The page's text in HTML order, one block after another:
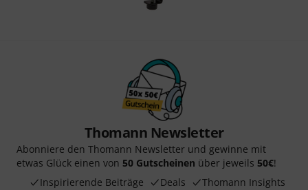
Thomann Newsletter
Abonniere den Thomann Newsletter und gewinne mit
etwas Glück einen von 50 Gutscheinen über jeweils 50€!
Inspirierende Beiträge
Deals Thomann Insights